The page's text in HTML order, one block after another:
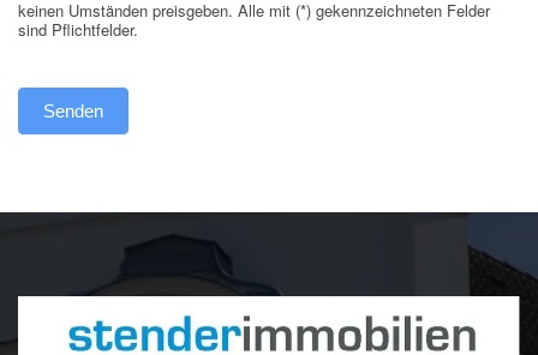
keinen Umständen preisgeben. Alle mit (*) gekennzeichneten Felder
sind Pflichtfelder.
Senden